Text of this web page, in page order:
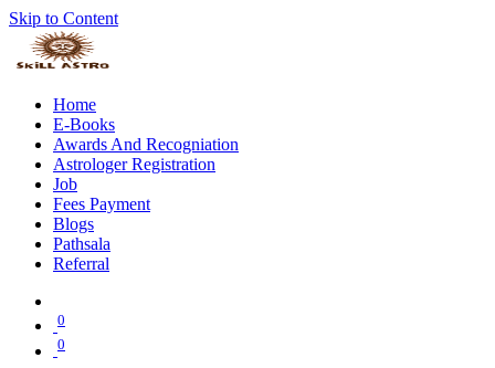
Skip to Content
Home
E-Books
Awards And Recogniation
Astrologer Registration
Job
Fees Payment
Blogs
Pathsala
Referral
0
0